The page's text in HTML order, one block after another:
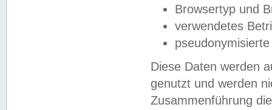
Browsertyp und
verwendetes
Diese Daten werden
genutzt und werden
Zusammenführung